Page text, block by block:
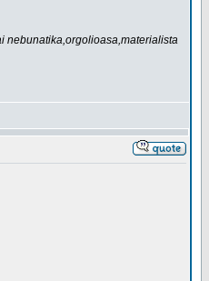
nebunatika,orgolioasa,materialista